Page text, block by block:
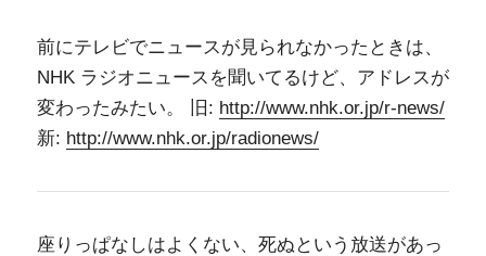
前にテレビでニュースが見られなかったときは、
NHK ラジオニュースを聞いてるけど、アドレスが
変わったみたい。 旧: http://www.nhk.or.jp/r-news/
新: http://www.nhk.or.jp/radionews/
座りっぱなしはよくない、死ぬという放送があっ